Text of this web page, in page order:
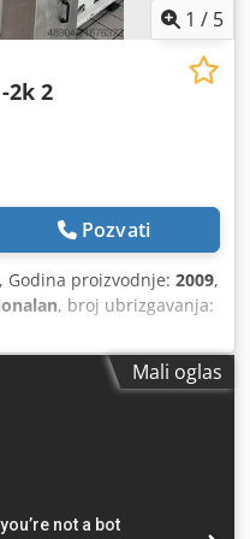
1 / 5
2k 2
Pozvati
, Godina proizvodnje: 2009,
, broj ubrizgavanja:
brizganje plastike,
mašinu za brizganje:
mašina za
2010. pa nadalje. Mi
plastike sa više od
rad: 78.099
Mali oglas